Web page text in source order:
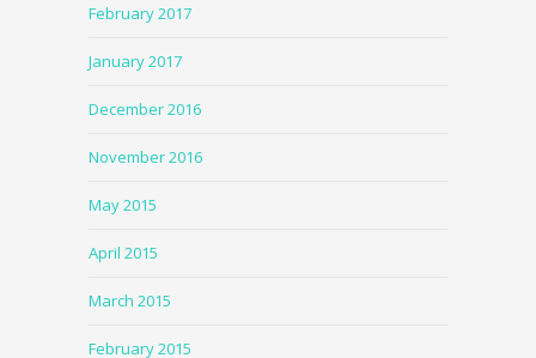
February 2017
January 2017
December 2016
November 2016
May 2015
April 2015
March 2015
February 2015